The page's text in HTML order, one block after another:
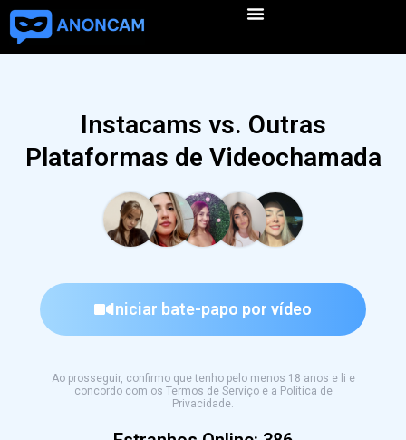
Instacams vs. Outras
Plataformas de Videochamada
Iniciar bate-papo por vídeo
Ao prosseguir, confirmo que tenho pelo menos 18 anos e li e
concordo com os Termos de Serviço e a Política de
Privacidade.